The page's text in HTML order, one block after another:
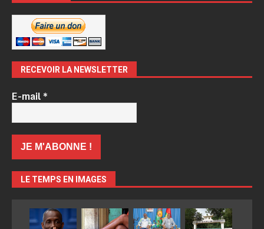
RECEVOIR LA NEWSLETTER
E-mail*
LE TEMPS EN IMAGES